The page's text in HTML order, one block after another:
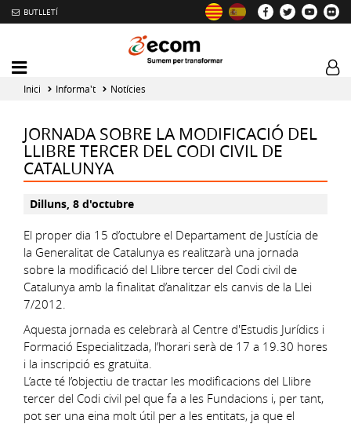
BUTLLETÍ
Mobile
menu
toggler
Inici Informa't Notícies
JORNADA SOBRE LA MODIFICACIÓ DEL
LLIBRE TERCER DEL CODI CIVIL DE
CATALUNYA
Dilluns, 8 d'octubre
El proper dia 15 d’octubre el Departament de Justícia de
la Generalitat de Catalunya es realitzarà una jornada
sobre la modificació del Llibre tercer del Codi civil de
Catalunya amb la finalitat d’analitzar els canvis de la Llei
7/2012.
Aquesta jornada es celebrarà al Centre d'Estudis Jurídics i
Formació Especialitzada, l’horari serà de 17 a 19.30 hores
i la inscripció es gratuïta.
L’acte té l’objectiu de tractar les modificacions del Llibre
tercer del Codi civil pel que fa a les Fundacions i, per tant,
pot ser una eina molt útil per a les entitats, ja que el